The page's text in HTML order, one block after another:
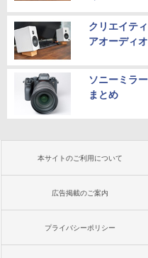
クリエイテ
アオーディ
ソニーミラ
まとめ
本サイトのご利用について
広告掲載のご案内
プライバシーポリシー